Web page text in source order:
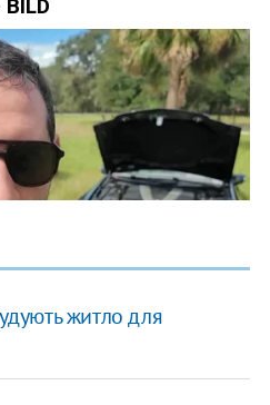
житло для